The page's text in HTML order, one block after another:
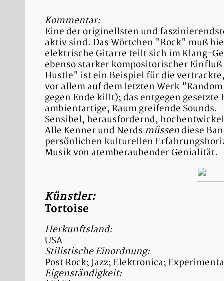
Kommentar:
Eine der originellsten und
aktiv sind. Das Wörtchen "Rock" muß
elektrische Gitarre teilt sich im Klang-
ebenso starker kompositorischer
Hustle" ist ein Beispiel für die
vor allem auf dem letzten Werk
gegen Ende killt); das entgegen
ambientartige, Raum greifende Sounds.
Sensibel, herausfordernd,
Alle Kenner und Nerds müssendiese
persönlichen kulturellen
Musik von atemberaubender Genialität.
Künstler:
Tortoise
Herkunftsland:
USA
Stilistische Einordnung:
Post Rock; Jazz; Elektronica;
Eigenständigkeit: